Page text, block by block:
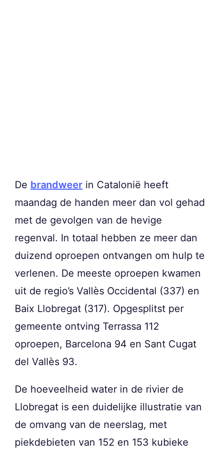
De brandweer in Catalonië heeft
maandag de handen meer dan vol gehad
met de gevolgen van de hevige
regenval. In totaal hebben ze meer dan
duizend oproepen ontvangen om hulp te
verlenen. De meeste oproepen kwamen
uit de regio’s Vallès Occidental (337) en
Baix Llobregat (317). Opgesplitst per
gemeente ontving Terrassa 112
oproepen, Barcelona 94 en Sant Cugat
del Vallès 93.
De hoeveelheid water in de rivier de
Llobregat is een duidelijke illustratie van
de omvang van de neerslag, met
piekdebieten van 152 en 153 kubieke